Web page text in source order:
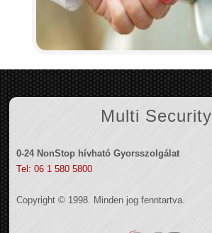
Multi Security
0-24 NonStop hívható Gyorsszolgálat
Tel: 06 1 580 5800
Copyright © 1998. Minden jog fenntartva.